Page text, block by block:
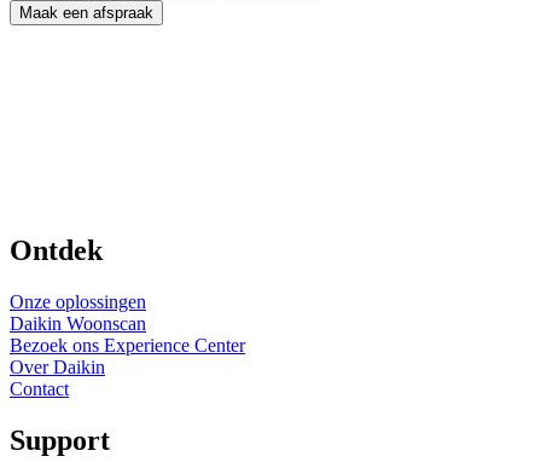
Maak een afspraak
Ontdek
Onze oplossingen
Daikin Woonscan
Bezoek ons Experience Center
Over Daikin
Contact
Support